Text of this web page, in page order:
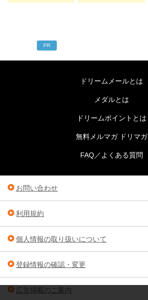
PR
ドリームメールとは
メダルとは
ドリームポイントとは
無料メルマガ ドリマガ
FAQ／よくある質問
お問い合わせ
利用規約
個人情報の取り扱いについて
登録情報の確認・変更
広告掲載のご案内